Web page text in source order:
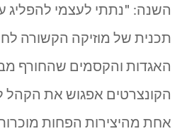
השנה: "נתתי לעצמי להפליג
תכנית של מוזיקה הקשורה
האגדות והקסמים שהחורף
הקונצרטים אפגוש את
אחת מהיצירות הפחות